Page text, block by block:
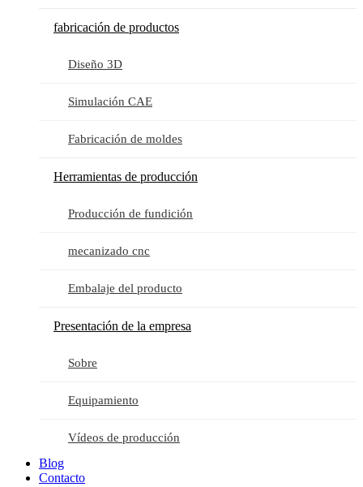
fabricación de productos
Diseño 3D
Simulación CAE
Fabricación de moldes
Herramientas de producción
Producción de fundición
mecanizado cnc
Embalaje del producto
Presentación de la empresa
Sobre
Equipamiento
Vídeos de producción
Blog
Contacto